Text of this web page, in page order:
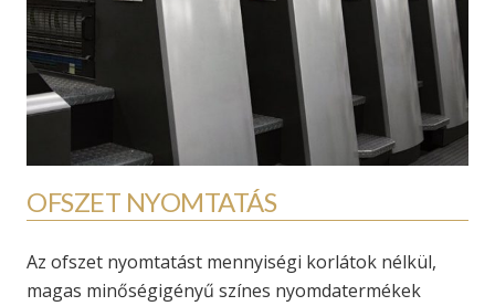
OFSZET NYOMTATÁS
Az ofszet nyomtatást mennyiségi korlátok nélkül,
magas minőségigényű színes nyomdatermékek